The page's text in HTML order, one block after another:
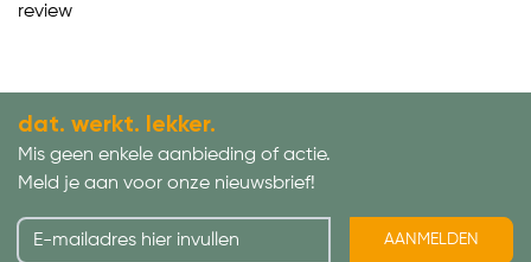
review
dat. werkt. lekker.
Mis geen enkele aanbieding of actie.
Meld je aan voor onze nieuwsbrief!
AANMELDEN